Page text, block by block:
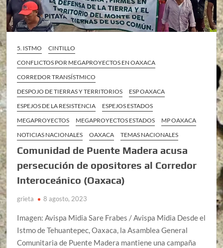
5. ISTMO
CINTILLO
CONFLICTOS POR MEGAPROYECTOS EN OAXACA
CORREDOR TRANSÍSTMICO
DESPOJO DE TIERRAS Y TERRITORIOS
ESP OAXACA
ESPEJOS DE LA RESISTENCIA
ESPEJOS ESTADOS
MEGAPROYECTOS
MEGAPROYECTOS ESTADOS
MP OAXACA
NOTICIAS NACIONALES
OAXACA TEMAS NACIONALES
Comunidad de Puente Madera acusa
persecución de opositores al Corredor
Interoceánico (Oaxaca)
grieta 8 agosto, 2023
Imagen: Avispa Midia Sare Frabes / Avispa Midia Desde el
Istmo de Tehuantepec, Oaxaca, la Asamblea General
Comunitaria de Puente Madera mantiene una campaña